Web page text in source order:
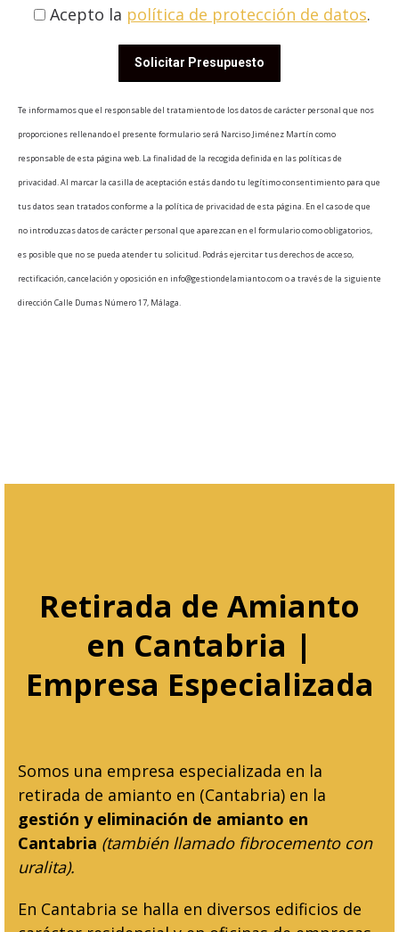
Acepto la política de protección de datos.
Te informamos que el responsable del tratamiento de los datos de carácter personal que nos
proporciones rellenando el presente formulario será Narciso Jiménez Martín como
responsable de esta página web. La finalidad de la recogida definida en las políticas de
privacidad. Al marcar la casilla de aceptación estás dando tu legítimo consentimiento para que
tus datos sean tratados conforme a la política de privacidad de esta página. En el caso de que
no introduzcas datos de carácter personal que aparezcan en el formulario como obligatorios,
es posible que no se pueda atender tu solicitud. Podrás ejercitar tus derechos de acceso,
rectificación, cancelación y oposición en info@gestiondelamianto.com o a través de la siguiente
dirección Calle Dumas Número 17, Málaga.
Retirada de Amianto
en Cantabria |
Empresa Especializada
Somos una empresa especializada en la
retirada de amianto en (Cantabria) en la
gestión y eliminación de amianto en
Cantabria (también llamado fibrocemento con
uralita).
En Cantabria se halla en diversos edificios de